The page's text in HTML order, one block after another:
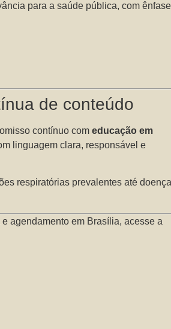
para a saúde pública, com ênfase
de conteúdo
contínuo comeducação em
linguagem clara, responsável e
respiratórias prevalentes até
agendamento em Brasília, acesse a